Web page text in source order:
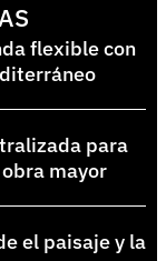
flexible con
para
mayor
el paisaje y la